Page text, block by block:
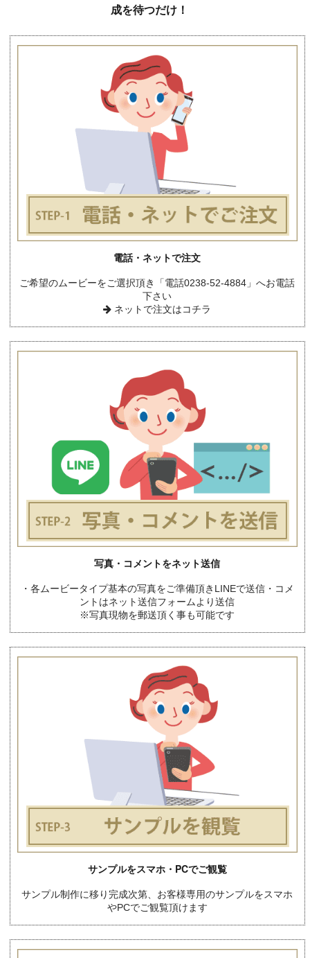
成を待つだけ！
電話・ネットで注文
ご希望のムービーをご選択頂き「電話0238-52-4884」へお電話
下さい
ネットで注文はコチラ
写真・コメントをネット送信
・各ムービータイプ基本の写真をご準備頂きLINEで送信・コメ
ントはネット送信フォームより送信
※写真現物を郵送頂く事も可能です
サンプルをスマホ・PCでご観覧
サンプル制作に移り完成次第、お客様専用のサンプルをスマホ
やPCでご観覧頂けます